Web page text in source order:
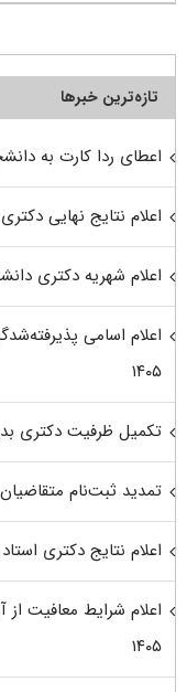
تازه‌ترین خبرها
اعطای ردا کارت به
اعلام نتایج نهایی دکتری
اعلام شهریه دکتری دانشگاه
اعلام اسامی
۱۴۰۵
تکمیل ظرفیت دکتری
تمدید ثبت‌نام متقاضیان
اعلام نتایج دکتری
اعلام شرایط معافیت
۱۴۰۵